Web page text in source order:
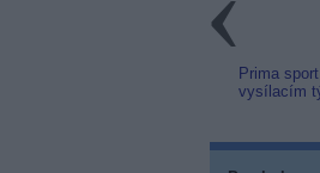
Prima
vysílacím